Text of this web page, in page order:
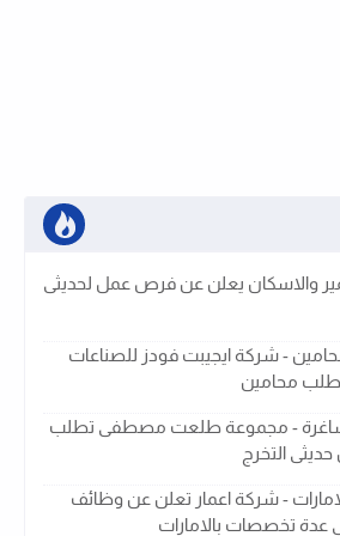
والاسكان يعلن عن فرص عمل لحديثى
- شركة ايجيبت فودز للصناعات
تطلب محامين
- مجموعة طلعت مصطفى تطلب
التخرج
- شركة اعمار تعلن عن وظائف
عدة تخصصات بالامارات